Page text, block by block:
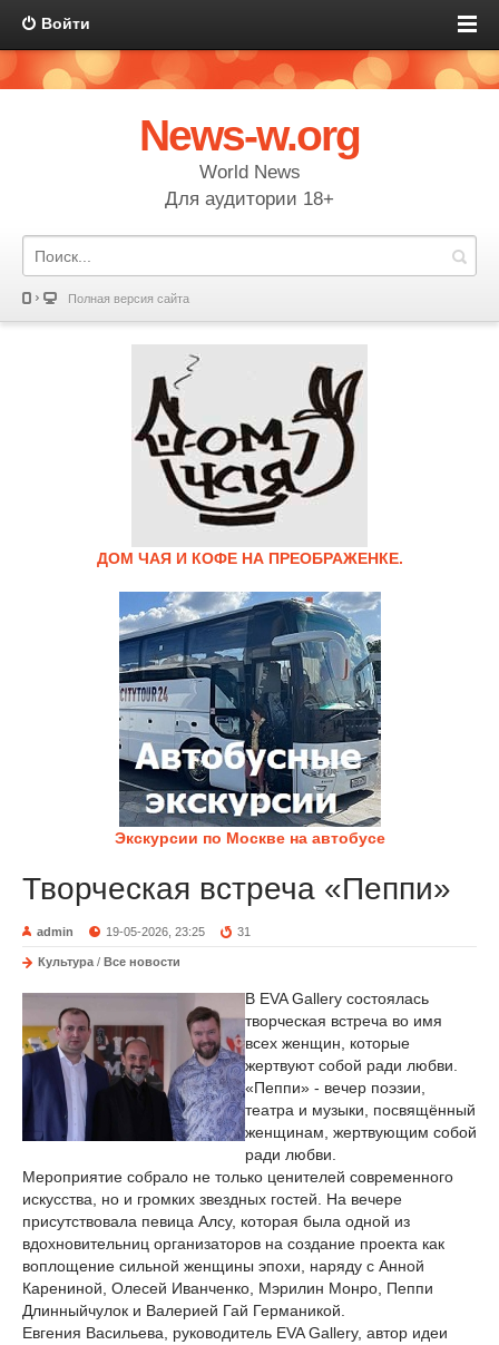
Войти
News-w.org
World News
Для аудитории 18+
Полная версия сайта
ДОМ ЧАЯ И КОФЕ НА ПРЕОБРАЖЕНКЕ.
Экскурсии по Москве на автобусе
Творческая встреча «Пеппи»
admin 19-05-2026, 23:25 31
Культура / Все новости
В EVA Gallery состоялась
творческая встреча во имя
всех женщин, которые
жертвуют собой ради любви.
«Пеппи» - вечер поэзии,
театра и музыки, посвящённый
женщинам, жертвующим собой
ради любви.
Мероприятие собрало не только ценителей современного
искусства, но и громких звездных гостей. На вечере
присутствовала певица Алсу, которая была одной из
вдохновительниц организаторов на создание проекта как
воплощение сильной женщины эпохи, наряду с Анной
Карениной, Олесей Иванченко, Мэрилин Монро, Пеппи
Длинныйчулок и Валерией Гай Германикой.
Евгения Васильева, руководитель EVA Gallery, автор идеи